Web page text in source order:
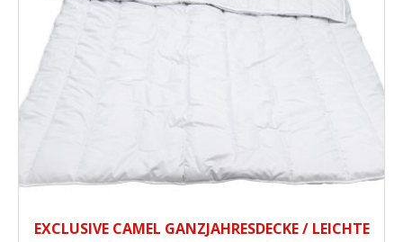
EXCLUSIVE CAMEL GANZJAHRESDECKE / LEICHTE